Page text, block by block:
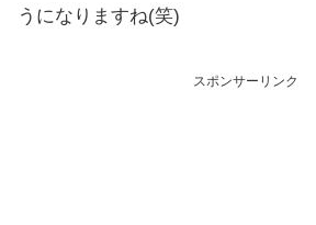
うになりますね(笑)
スポンサーリンク